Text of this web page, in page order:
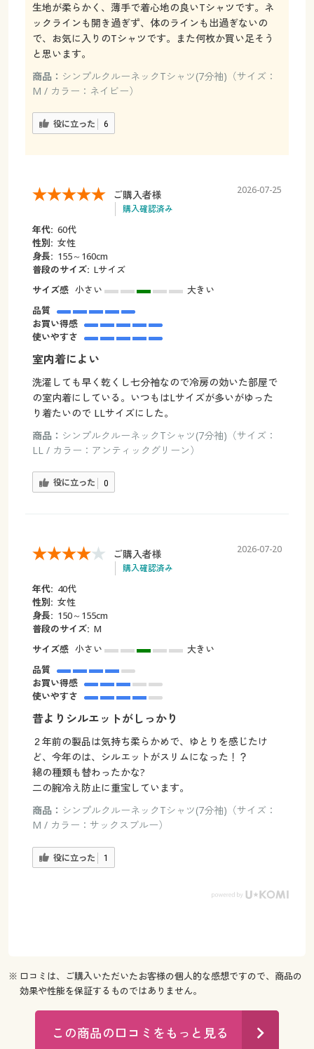
生地が柔らかく、薄手で着心地の良いTシャツです。ネ
ックラインも開き過ぎず、体のラインも出過ぎないの
で、お気に入りのTシャツです。また何枚か買い足そう
と思います。
商品： シンプルクルーネックTシャツ(7分袖)（サイズ：
M / カラー：ネイビー）
役に立った 6
ご購入者様
購入確認済み
2026-07-25
年代: 60代
性別: 女性
身長: 155～160cm
普段のサイズ: Lサイズ
サイズ感 小さい
大きい
品質
お買い得感
使いやすさ
室内着によい
洗濯しても早く乾くし七分袖なので冷房の効いた部屋で
の室内着にしている。いつもはLサイズが多いがゆった
り着たいので LLサイズにした。
商品： シンプルクルーネックTシャツ(7分袖)（サイズ：
LL / カラー：アンティックグリーン）
役に立った 0
ご購入者様
購入確認済み
2026-07-20
年代: 40代
性別: 女性
身長: 150～155cm
普段のサイズ: M
サイズ感 小さい
大きい
品質
お買い得感
使いやすさ
昔よりシルエットがしっかり
２年前の製品は気持ち柔らかめで、ゆとりを感じたけ
ど、今年のは、シルエットがスリムになった！？
綿の種類も替わったかな?
二の腕冷え防止に重宝しています。
商品： シンプルクルーネックTシャツ(7分袖)（サイズ：
M / カラー：サックスブルー）
役に立った 1
※ 口コミは、ご購入いただいたお客様の個人的な感想ですので、商品の
効果や性能を保証するものではありません。
この商品の口コミをもっと見る